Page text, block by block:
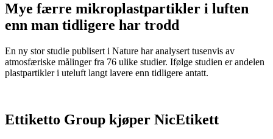
Mye færre mikroplastpartikler i luften
enn man tidligere har trodd
En ny stor studie publisert i Nature har analysert tusenvis av
atmosfæriske målinger fra 76 ulike studier. Ifølge studien er andelen
plastpartikler i uteluft langt lavere enn tidligere antatt.
Ettiketto Group kjøper NicEtikett